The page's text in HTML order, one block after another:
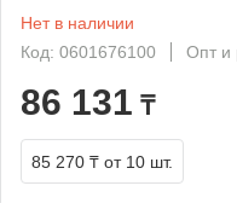
Нет в наличии
Код: 0601676100
Опт и
86 131 ₸
85 270 ₸ от 10 шт.